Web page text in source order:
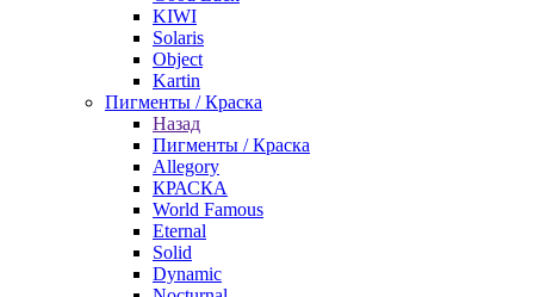
KIWI
Solaris
Object
Kartin
Пигменты / Краска
Назад
Пигменты / Краска
Allegory
КРАСКА
World Famous
Eternal
Solid
Dynamic